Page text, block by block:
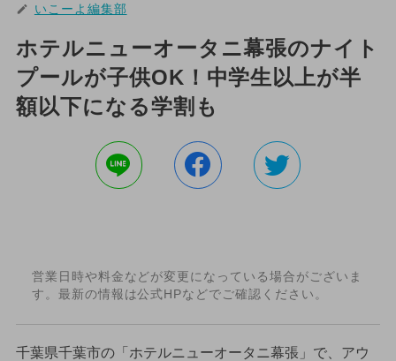
いこーよ編集部
ホテルニューオータニ幕張のナイト
プールが子供OK！中学生以上が半
額以下になる学割も
営業日時や料金などが変更になっている場合がございま
す。最新の情報は公式HPなどでご確認ください。
千葉県千葉市の「ホテルニューオータニ幕張」で、アウ